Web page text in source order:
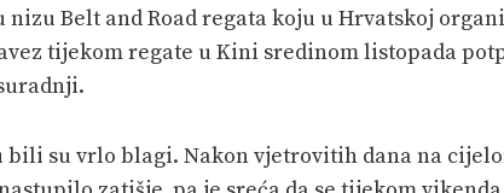
nizu Belt and Road regata koju u Hrvatskoj
tijekom regate u Kini sredinom listopada
bili su vrlo blagi. Nakon vjetrovitih dana na